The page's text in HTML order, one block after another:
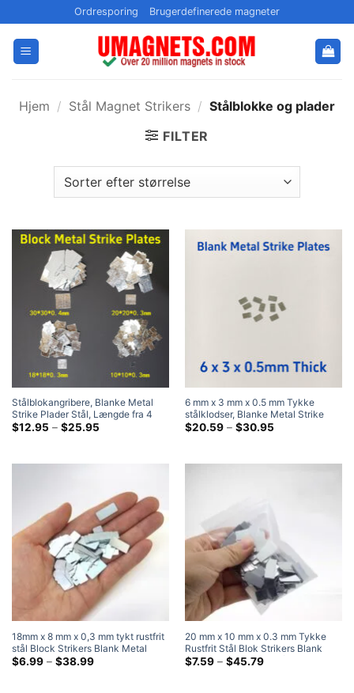
til
indhold
Ordresporing Brugerdefinerede magneter
Hjem / Stål Magnet Strikers / Stålblokke og plader
FILTER
Stålblokangribere, Blanke Metal
Strike Plader Stål, Længde fra 4
mm til 300 mm
$12.95 – $25.95Prisklasse:
6 mm x 3 mm x 0.5 mm Tykke
stålklodser, Blanke Metal Strike
Plader Stål
$20.59 – $30.95Prisklasse:
18mm x 8 mm x 0,3 mm tykt rustfrit
stål Block Strikers Blank Metal
Strike Plader Stål
$6.99 – $38.99Prisklasse:
20 mm x 10 mm x 0.3 mm Tykke
Rustfrit Stål Blok Strikers Blank
Metal Strike Plader Stål
$7.59 – $45.79Prisklasse: